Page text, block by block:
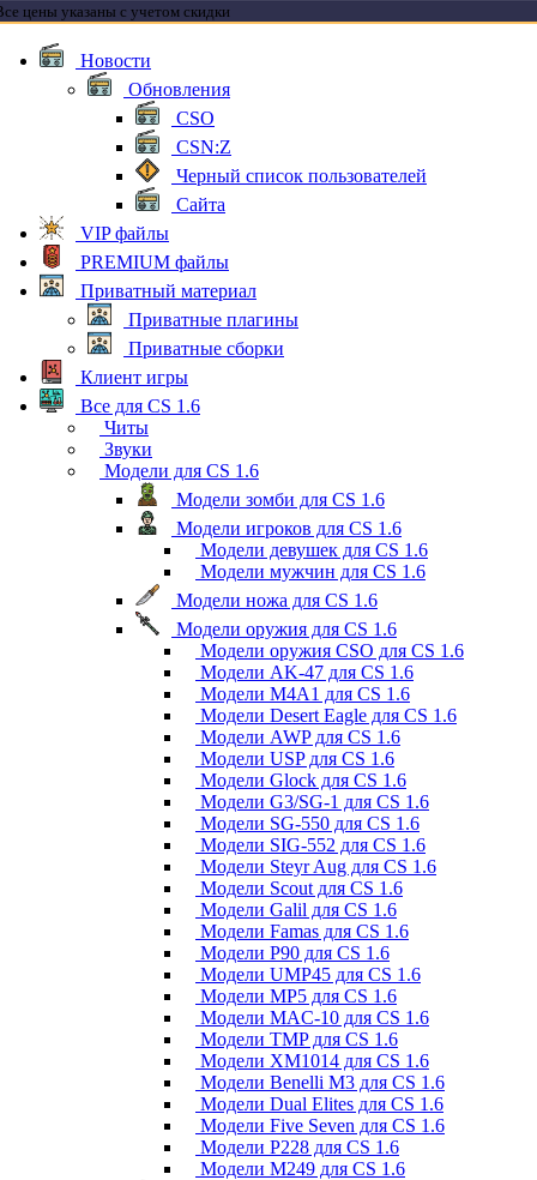
цены указаны с учетом скидки
Новости
Обновления
CSO
CSN:Z
Черный список пользователей
Сайта
VIP файлы
PREMIUM файлы
Приватный материал
Приватные плагины
Приватные сборки
Клиент игры
Все для CS 1.6
Читы
Звуки
Модели для CS 1.6
Модели зомби для CS 1.6
Модели игроков для CS 1.6
Модели девушек для CS 1.6
Модели мужчин для CS 1.6
Модели ножа для CS 1.6
Модели оружия для CS 1.6
Модели оружия CSO для CS 1.6
Модели AK-47 для CS 1.6
Модели M4A1 для CS 1.6
Модели Desert Eagle для CS 1.6
Модели AWP для CS 1.6
Модели USP для CS 1.6
Модели Glock для CS 1.6
Модели G3/SG-1 для CS 1.6
Модели SG-550 для CS 1.6
Модели SIG-552 для CS 1.6
Модели Steyr Aug для CS 1.6
Модели Scout для CS 1.6
Модели Galil для CS 1.6
Модели Famas для CS 1.6
Модели P90 для CS 1.6
Модели UMP45 для CS 1.6
Модели MP5 для CS 1.6
Модели MAC-10 для CS 1.6
Модели TMP для CS 1.6
Модели XM1014 для CS 1.6
Модели Benelli M3 для CS 1.6
Модели Dual Elites для CS 1.6
Модели Five Seven для CS 1.6
Модели P228 для CS 1.6
Модели M249 для CS 1.6